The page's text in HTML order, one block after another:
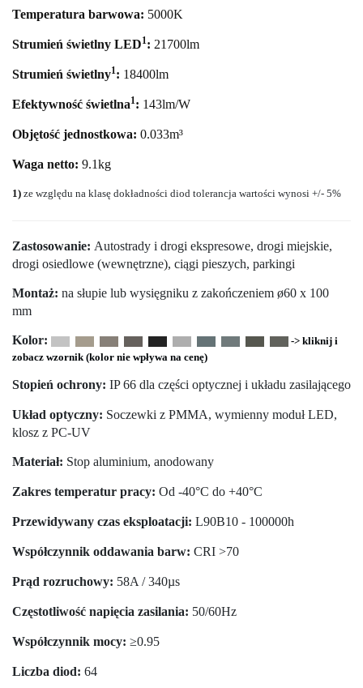
Temperatura barwowa: 5000K
Strumień świetlny LED1 : 21700lm
Strumień świetlny1 : 18400lm
Efektywność świetlna1 : 143lm/W
Objętość jednostkowa: 0.033m³
Waga netto: 9.1kg
1) ze względu na klasę dokładności diod tolerancja wartości wynosi +/- 5%
Zastosowanie: Autostrady i drogi ekspresowe, drogi miejskie,
drogi osiedlowe (wewnętrzne), ciągi pieszych, parkingi
Montaż: na słupie lub wysięgniku z zakończeniem ø60 x 100
mm
Kolor:
-> kliknij i
zobacz wzornik (kolor nie wpływa na cenę)
Stopień ochrony: IP 66 dla części optycznej i układu zasilającego
Układ optyczny: Soczewki z PMMA, wymienny moduł LED,
klosz z PC-UV
Materiał: Stop aluminium, anodowany
Zakres temperatur pracy: Od -40°C do +40°C
Przewidywany czas eksploatacji: L90B10 - 100000h
Współczynnik oddawania barw: CRI >70
Prąd rozruchowy: 58A / 340µs
Częstotliwość napięcia zasilania: 50/60Hz
Współczynnik mocy: ≥0.95
Liczba diod: 64